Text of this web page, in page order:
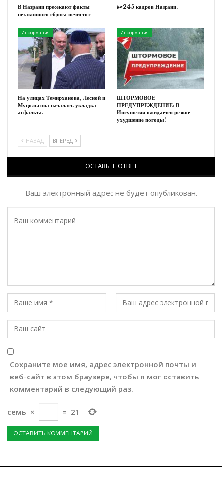
В Назрани пресекают факты
незаконного сброса нечистот
✂️245 кадров Назрани.
Информация
На улицах Темирханова, Лесной и
Муцольгова началась укладка
асфальта.
Информация
ШТОРМОВОЕ
ПРЕДУПРЕЖДЕНИЕ: В
Ингушетии ожидается резкое
ухудшение погоды!
НАЗАД ВПЕРЕД
ОСТАВЬТЕ ОТВЕТ
Ваш электронный адрес не будет опубликован.
Сохраните мое имя, адрес электронной почты и
веб-сайт в этом браузере, чтобы я мог оставить
комментарий в следующий раз.
семь × = 21